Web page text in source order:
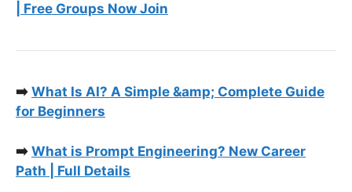
| Free Groups Now Join
➡️ What Is AI? A Simple &amp; Complete Guide
for Beginners
➡️ What is Prompt Engineering? New Career
Path | Full Details